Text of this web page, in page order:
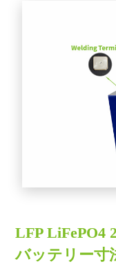
LFP LiFePO4
バッテリー寸